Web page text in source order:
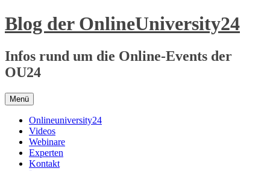
Zum
Inhalt
Blog der OnlineUniversity24
Infos rund um die Online-Events der
OU24
Menü
Onlineuniversity24
Videos
Webinare
Experten
Kontakt